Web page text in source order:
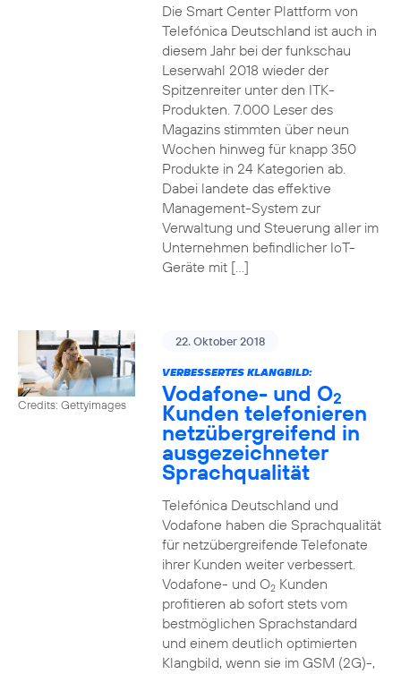
Die Smart Center Plattform von
Telefónica Deutschland ist auch in
diesem Jahr bei der funkschau
Leserwahl 2018 wieder der
Spitzenreiter unter den ITK-
Produkten. 7.000 Leser des
Magazins stimmten über neun
Wochen hinweg für knapp 350
Produkte in 24 Kategorien ab.
Dabei landete das effektive
Management-System zur
Verwaltung und Steuerung aller im
Unternehmen befindlicher IoT-
Geräte mit […]
Credits: Gettyimages
22. Oktober 2018
VERBESSERTES KLANGBILD:
Vodafone- und O2
Kunden telefonieren
netzübergreifend in
ausgezeichneter
Sprachqualität
Telefónica Deutschland und
Vodafone haben die Sprachqualität
für netzübergreifende Telefonate
ihrer Kunden weiter verbessert.
Vodafone- und O2Kunden
profitieren ab sofort stets vom
bestmöglichen Sprachstandard
und einem deutlich optimierten
Klangbild, wenn sie im GSM (2G)-,